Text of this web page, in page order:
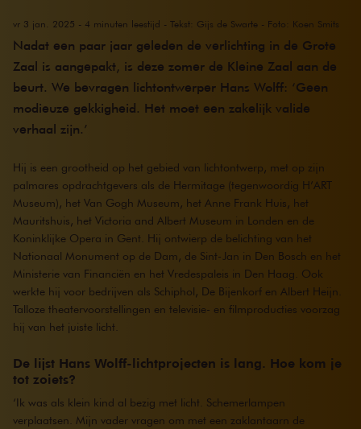
vr 3 jan. 2025 - 4 minuten leestijd - Tekst: Gijs de Swarte - Foto: Koen Smits
Nadat een paar jaar geleden de verlichting in de Grote
Zaal is aangepakt, is deze zomer de Kleine Zaal aan de
beurt. We bevragen lichtontwerper Hans Wolff: ‘Geen
modieuze gekkigheid. Het moet een zakelijk valide
verhaal zijn.’
Hij is een grootheid op het gebied van lichtontwerp, met op zijn
palmares opdrachtgevers als de Hermitage (tegenwoordig H’ART
Museum), het Van Gogh Museum, het Anne Frank Huis, het
Mauritshuis, het Victoria and Albert Museum in Londen en de
Koninklijke Opera in Gent. Hij ontwierp de belichting van het
Nationaal Monument op de Dam, de Sint-Jan in Den Bosch en het
Ministerie van Financiën en het Vredespaleis in Den Haag. Ook
werkte hij voor bedrijven als Schiphol, De Bijenkorf en Albert Heijn.
Talloze theatervoorstellingen en televisie- en filmproducties voorzag
hij van het juiste licht.
De lijst Hans Wolff-lichtprojecten is lang. Hoe kom je
tot zoiets?
‘Ik was als klein kind al bezig met licht. Schemerlampen
verplaatsen. Mijn vader vragen om met een zaklantaarn de